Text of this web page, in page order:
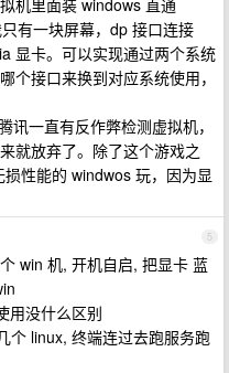
机里面装 windows 直通
有一块屏幕，dp 接口连接
显卡。可以实现通过两个系统
个接口来换到对应系统使用，
一直有反作弊检测虚拟机，
就放弃了。除了这个游戏之
性能的 windwos 玩，因为显
5
win 机, 开机自启, 把显卡 蓝
用没什么区别
个 linux, 终端连过去跑服务跑